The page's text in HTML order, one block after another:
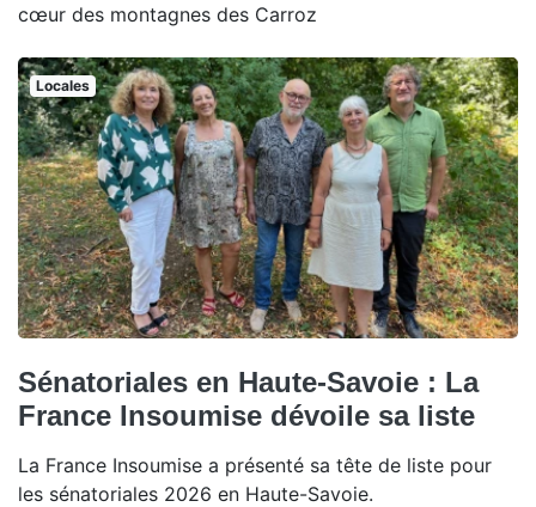
cœur des montagnes des Carroz
Locales
Sénatoriales en Haute-Savoie : La
France Insoumise dévoile sa liste
La France Insoumise a présenté sa tête de liste pour
les sénatoriales 2026 en Haute-Savoie.